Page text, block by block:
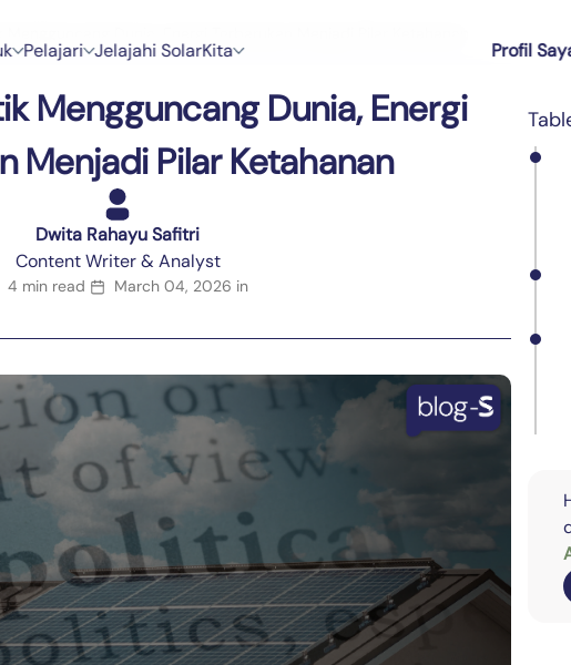
k Pelajari Jelajahi SolarKita
Profil Say
Mengguncang Dunia, Energi
Menjadi Pilar Ketahanan
Dwita Rahayu Safitri
Content Writer & Analyst
4 min read March 04, 2026 in